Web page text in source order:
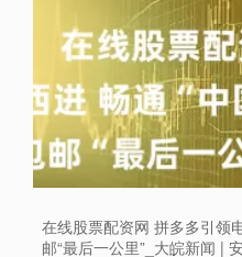
在线股票配资网 拼多多引领
邮“最后一公里”_大皖新闻 |